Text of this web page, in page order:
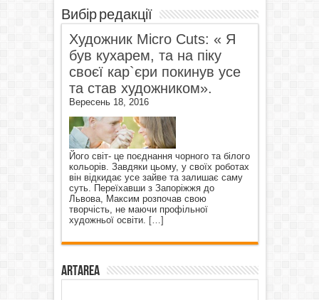
Вибір редакції
Художник Micro Cuts: « Я
був кухарем, та на піку
своєї кар`єри покинув усе
та став художником».
Вересень 18, 2016
Його світ- це поєднання чорного та білого
кольорів. Завдяки цьому, у своїх роботах
він відкидає усе зайве та залишає саму
суть. Переїхавши з Запоріжжя до
Львова, Максим розпочав свою
творчість, не маючи профільної
художньої освіти. […]
ArtArea